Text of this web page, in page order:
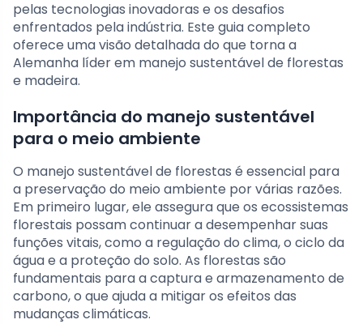
pelas tecnologias inovadoras e os desafios
enfrentados pela indústria. Este guia completo
oferece uma visão detalhada do que torna a
Alemanha líder em manejo sustentável de florestas
e madeira.
Importância do manejo sustentável
para o meio ambiente
O manejo sustentável de florestas é essencial para
a preservação do meio ambiente por várias razões.
Em primeiro lugar, ele assegura que os ecossistemas
florestais possam continuar a desempenhar suas
funções vitais, como a regulação do clima, o ciclo da
água e a proteção do solo. As florestas são
fundamentais para a captura e armazenamento de
carbono, o que ajuda a mitigar os efeitos das
mudanças climáticas.